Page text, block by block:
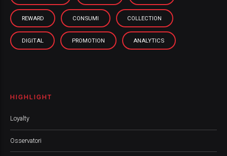
REWARD CONSUMI COLLECTION
DIGITAL PROMOTION ANALYTICS
HIGHLIGHT
Loyalty
Osservatori